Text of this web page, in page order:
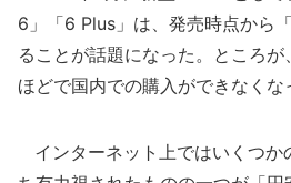
6」「6 Plus」は、発売時点から
ることが話題になった。ところ
ほどで国内での購入ができなくな
インターネット上ではいくつか